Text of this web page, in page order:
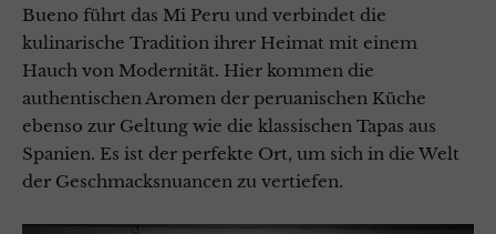
Bueno führt das Mi Peru und verbindet die
kulinarische Tradition ihrer Heimat mit einem
Hauch von Modernität. Hier kommen die
authentischen Aromen der peruanischen Küche
ebenso zur Geltung wie die klassischen Tapas aus
Spanien. Es ist der perfekte Ort, um sich in die Welt
der Geschmacksnuancen zu vertiefen.